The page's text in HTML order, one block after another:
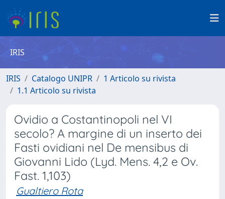
IRIS
IRIS Catalogo UNIPR
1 Articolo su rivista
1.1 Articolo su rivista
Ovidio a Costantinopoli nel VI
secolo? A margine di un inserto dei
Fasti ovidiani nel De mensibus di
Giovanni Lido (Lyd. Mens. 4,2 e Ov.
Fast. 1,103)
Gualtiero Rota